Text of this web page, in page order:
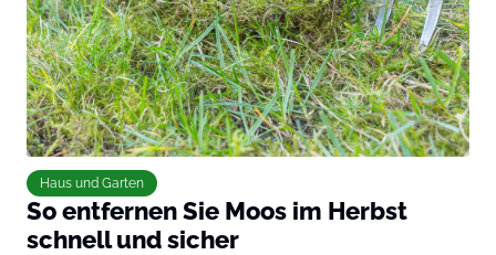
Haus und Garten
So entfernen Sie Moos im Herbst
schnell und sicher